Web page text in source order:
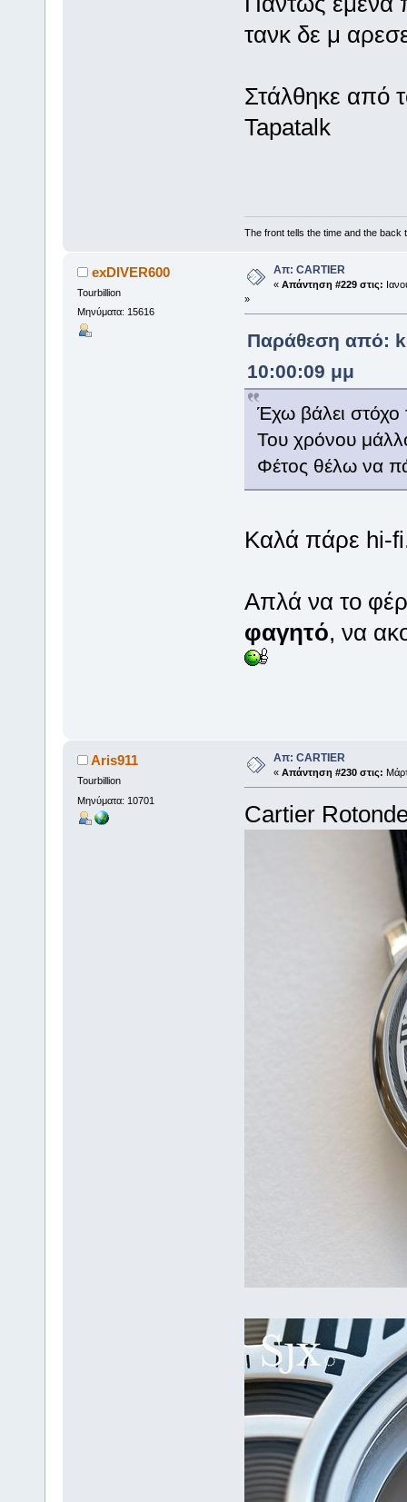
τανκ δε μ
Στάλθηκε από
Tapatalk
The front tells the time and the back
exDIVER600
Tourbillion
Μηνύματα: 15616
Απ: CARTIER
« Απάντηση #229 στις:
»
Παράθεση από:
10:00:09 μμ
Έχω βάλει
Του χρόνου
Φέτος θέλω να
Καλά πάρε hi-
Απλά να το
φαγητό, να
Aris911
Tourbillion
Μηνύματα: 10701
Απ: CARTIER
« Απάντηση #230 στις:
Cartier